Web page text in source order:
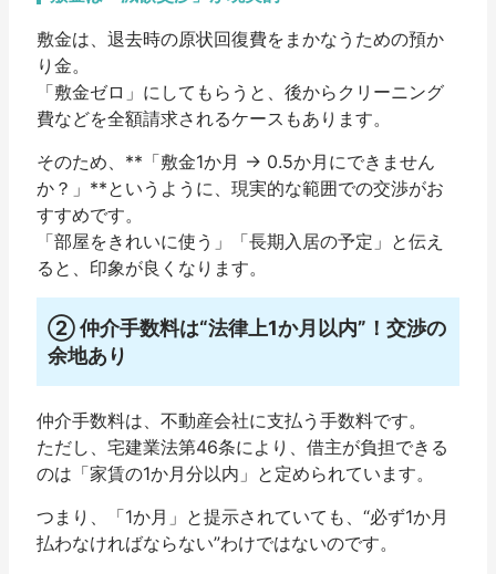
敷金は、退去時の原状回復費をまかなうための預か
り金。
「敷金ゼロ」にしてもらうと、後からクリーニング
費などを全額請求されるケースもあります。
そのため、**「敷金1か月 → 0.5か月にできません
か？」**というように、現実的な範囲での交渉がお
すすめです。
「部屋をきれいに使う」「長期入居の予定」と伝え
ると、印象が良くなります。
② 仲介手数料は“法律上1か月以内”！交渉の
余地あり
仲介手数料は、不動産会社に支払う手数料です。
ただし、 宅建業法第46条により、借主が負担できる
のは「家賃の1か月分以内」と定められています。
つまり、「1か月」と提示されていても、 “必ず1か月
払わなければならない”わけではないのです。